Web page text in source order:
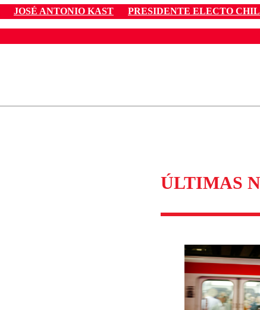
JOSÉ ANTONIO KAST PRESIDENTE ELECTO
ÚLTIMAS